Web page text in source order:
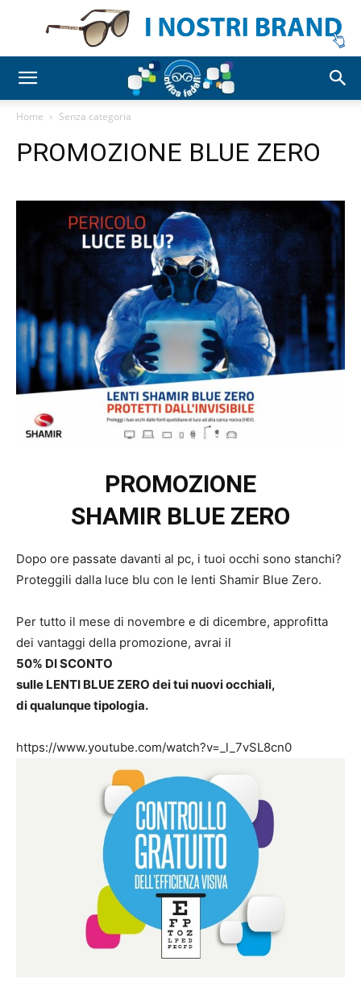
Home Senza categoria
PROMOZIONE BLUE ZERO
PROMOZIONE
SHAMIR BLUE ZERO
Dopo ore passate davanti al pc, i tuoi occhi sono stanchi?
Proteggili dalla luce blu con le lenti Shamir Blue Zero.
Per tutto il mese di novembre e di dicembre, approfitta
dei vantaggi della promozione, avrai il
50% DI SCONTO
sulle LENTI BLUE ZERO dei tui nuovi occhiali,
di qualunque tipologia.
https://www.youtube.com/watch?v=_l_7vSL8cn0